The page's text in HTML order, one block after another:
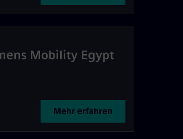
Mobility Egypt
Mehr erfahren